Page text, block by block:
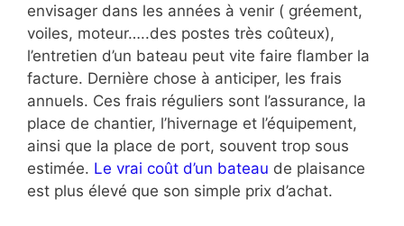
envisager dans les années à venir ( gréement,
voiles, moteur…..des postes très coûteux),
l’entretien d’un bateau peut vite faire flamber la
facture. Dernière chose à anticiper, les frais
annuels. Ces frais réguliers sont l’assurance, la
place de chantier, l’hivernage et l’équipement,
ainsi que la place de port, souvent trop sous
estimée. Le vrai coût d’un bateau de plaisance
est plus élevé que son simple prix d’achat.